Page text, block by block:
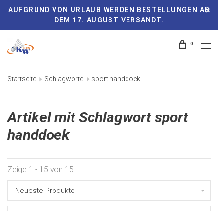
AUFGRUND VON URLAUB WERDEN BESTELLUNGEN AB
DEM 17. AUGUST VERSANDT.
0
Startseite Schlagworte sport handdoek
Artikel mit Schlagwort sport
handdoek
Zeige 1 - 15 von 15
Neueste Produkte